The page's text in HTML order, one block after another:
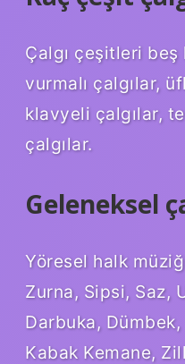
Çalgı çeşitleri beş
vurmalı çalgılar,
klavyeli çalgılar,
çalgılar.
Geleneksel
Yöresel halk
Zurna, Sipsi, Saz,
Darbuka, Dümbek,
Kabak Kemane,